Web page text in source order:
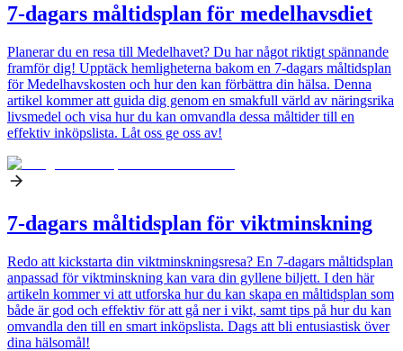
7-dagars måltidsplan för medelhavsdiet
Planerar du en resa till Medelhavet? Du har något riktigt spännande
framför dig! Upptäck hemligheterna bakom en 7-dagars måltidsplan
för Medelhavskosten och hur den kan förbättra din hälsa. Denna
artikel kommer att guida dig genom en smakfull värld av näringsrika
livsmedel och visa hur du kan omvandla dessa måltider till en
effektiv inköpslista. Låt oss ge oss av!
7-dagars måltidsplan för viktminskning
Redo att kickstarta din viktminskningsresa? En 7-dagars måltidsplan
anpassad för viktminskning kan vara din gyllene biljett. I den här
artikeln kommer vi att utforska hur du kan skapa en måltidsplan som
både är god och effektiv för att gå ner i vikt, samt tips på hur du kan
omvandla den till en smart inköpslista. Dags att bli entusiastisk över
dina hälsomål!